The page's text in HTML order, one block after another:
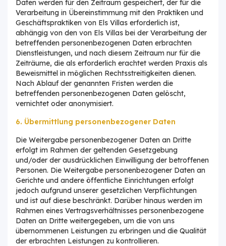
Daten werden für den Zeitraum gespeichert, der für die
Verarbeitung in Übereinstimmung mit den Praktiken und
Geschäftspraktiken von Els Villas erforderlich ist,
abhängig von den von Els Villas bei der Verarbeitung der
betreffenden personenbezogenen Daten erbrachten
Dienstleistungen, und nach diesem Zeitraum nur für die
Zeiträume, die als erforderlich erachtet werden Praxis als
Beweismittel in möglichen Rechtsstreitigkeiten dienen.
Nach Ablauf der genannten Fristen werden die
betreffenden personenbezogenen Daten gelöscht,
vernichtet oder anonymisiert.
6. Übermittlung personenbezogener Daten
Die Weitergabe personenbezogener Daten an Dritte
erfolgt im Rahmen der geltenden Gesetzgebung
und/oder der ausdrücklichen Einwilligung der betroffenen
Personen. Die Weitergabe personenbezogener Daten an
Gerichte und andere öffentliche Einrichtungen erfolgt
jedoch aufgrund unserer gesetzlichen Verpflichtungen
und ist auf diese beschränkt. Darüber hinaus werden im
Rahmen eines Vertragsverhältnisses personenbezogene
Daten an Dritte weitergegeben, um die von uns
übernommenen Leistungen zu erbringen und die Qualität
der erbrachten Leistungen zu kontrollieren.